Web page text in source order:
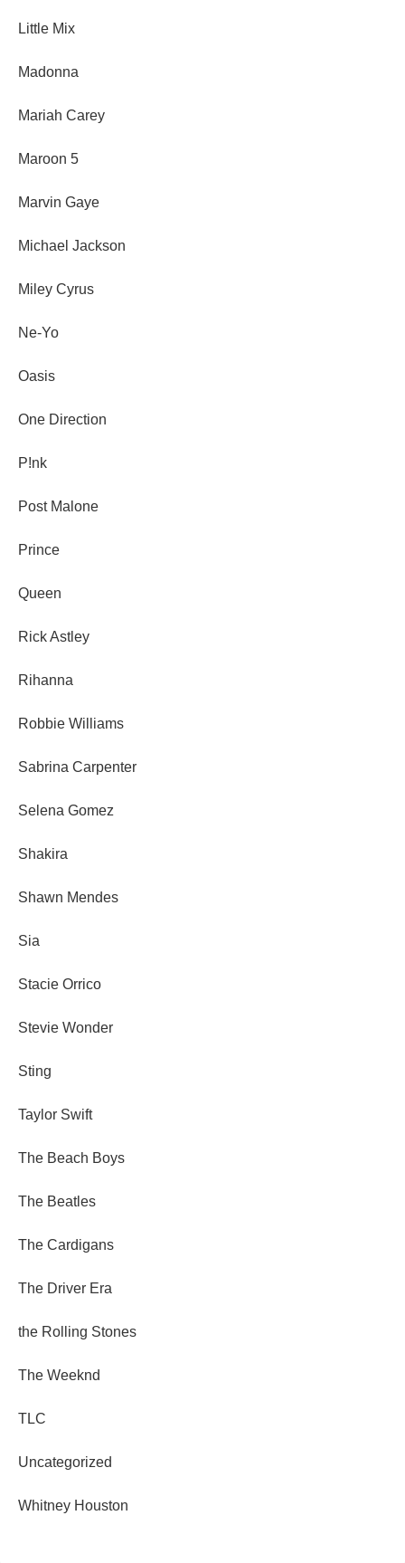
Little Mix
Madonna
Mariah Carey
Maroon 5
Marvin Gaye
Michael Jackson
Miley Cyrus
Ne-Yo
Oasis
One Direction
P!nk
Post Malone
Prince
Queen
Rick Astley
Rihanna
Robbie Williams
Sabrina Carpenter
Selena Gomez
Shakira
Shawn Mendes
Sia
Stacie Orrico
Stevie Wonder
Sting
Taylor Swift
The Beach Boys
The Beatles
The Cardigans
The Driver Era
the Rolling Stones
The Weeknd
TLC
Uncategorized
Whitney Houston